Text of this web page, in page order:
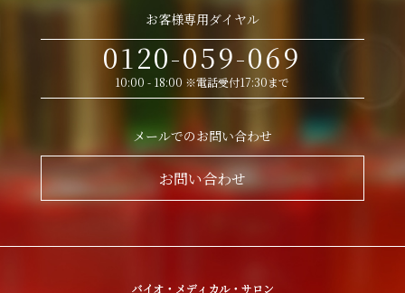
お客様専用ダイヤル
0120-059-069
10:00 - 18:00 ※電話受付17:30まで
メールでのお問い合わせ
お問い合わせ